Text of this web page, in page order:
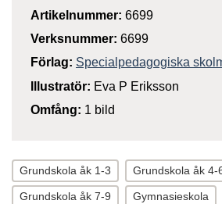
Artikelnummer: 6699
Verksnummer: 6699
Förlag: Specialpedagogiska
Illustratör: Eva P Eriksson
Omfång: 1 bild
Grundskola åk 1-3 Grundskola åk 4-
Grundskola åk 7-9 Gymnasieskola